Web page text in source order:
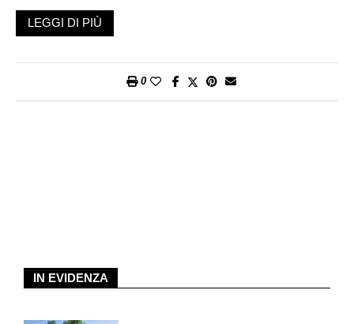
capolavoro della rinascita italiana». Una sorta di mutazione
antropologica: che cosa ne è della vecchia tradizione
insufficiente consistenza fisica condannavano a trincerarsi
assicurano i commentatori delle patrie vicende, di accrescere
LEGGI DI PIÙ
0
IN EVIDENZA